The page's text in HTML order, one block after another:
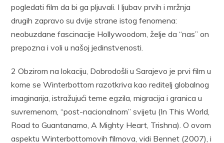
pogledati film da bi ga pljuvali. I ljubav prvih i mržnja
drugih zapravo su dvije strane istog fenomena:
neobuzdane fascinacije Hollywoodom, želje da “nas” on
prepozna i voli u našoj jedinstvenosti.
2 Obzirom na lokaciju, Dobrodošli u Sarajevo je prvi film u
kome se Winterbottom razotkriva kao reditelj globalnog
imaginarija, istražujući teme egzila, migracija i granica u
suvremenom, “post-nacionalnom” svijetu (In This World,
Road to Guantanamo, A Mighty Heart, Trishna). O ovom
aspektu Winterbottomovih filmova, vidi Bennet (2007), i